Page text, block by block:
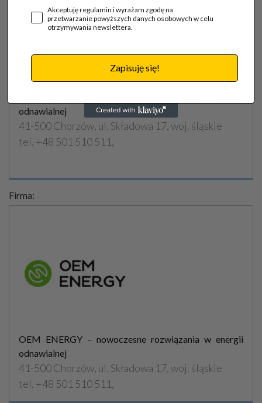
odnawialnej
41-500 Chorzów, ul. Składowa 17, woj. śląskie
tel. +48 501 510 511,
Firma:
OEM ENERGY – nowoczesne rozwiązania w energii
odnawialnej
41-500 Chorzów, ul. Składowa 17, woj. śląskie
tel. +48 501 510 511,
Akceptuję regulamin i wyrażam zgodę na
przetwarzanie powyższych danych osobowych w celu
otrzymywania newslettera.
Zapisuję się!